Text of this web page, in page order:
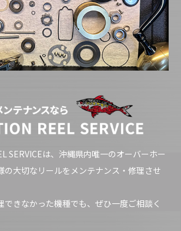
SERVICEは、沖縄県内唯一のオーバーホー
の大切なリールをメンテナンス・修理させ
できなかった機種でも、ぜひ一度ご相談く